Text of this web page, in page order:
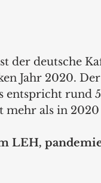
der deutsche
Jahr 2020.
entspricht rund
mehr als in
LEH,